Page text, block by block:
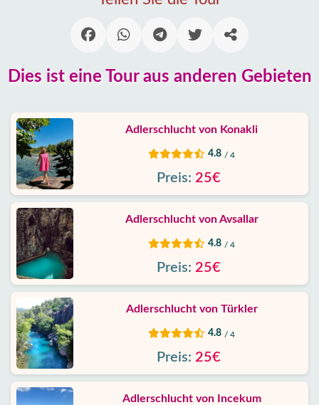
erfahrungen
Über
uns
Dienste
Haftung
Schutz
Daten
Kontakt
Dies ist eine Tour aus anderen Gebieten
Adlerschlucht von Konakli
4.8 / 4
Preis: 25€
Adlerschlucht von Avsallar
4.8 / 4
Preis: 25€
Adlerschlucht von Türkler
4.8 / 4
Preis: 25€
Adlerschlucht von Incekum